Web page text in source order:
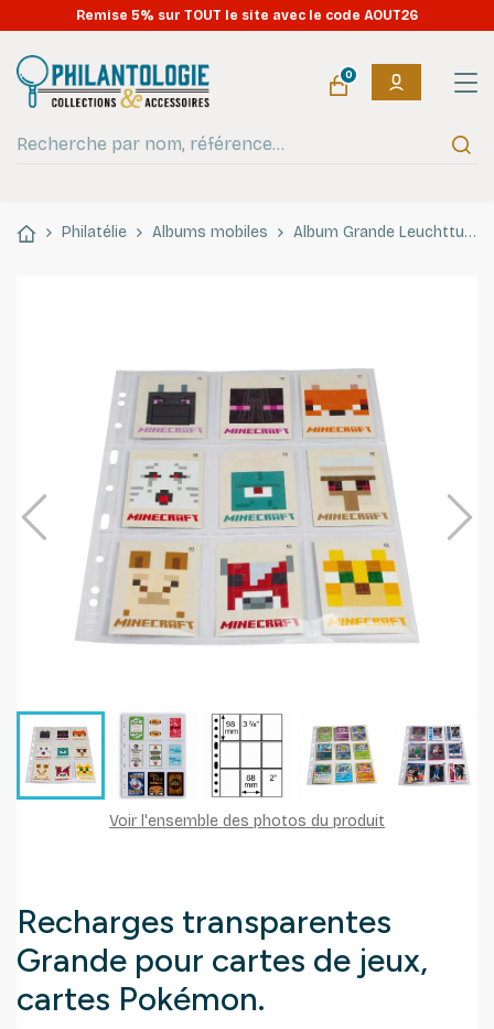
Remise 5% sur TOUT le site avec le code AOUT26
0
Philatélie Albums mobiles Album Grande Leuchtturm
Voir l'ensemble des photos du produit
Recharges transparentes
Grande pour cartes de jeux,
cartes Pokémon.